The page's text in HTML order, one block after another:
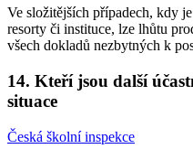
Ve složitějších případech, kdy
resorty či instituce, lze lhůtu
všech dokladů nezbytných k
14. Kteří jsou další
situace
Česká školní inspekce